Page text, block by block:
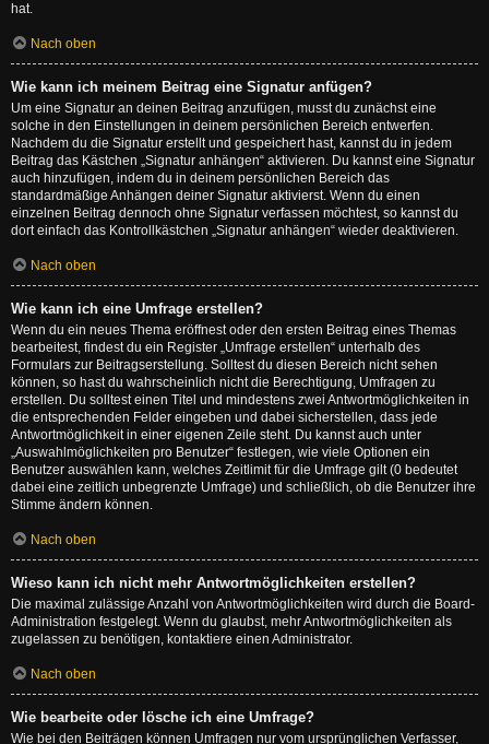
hat.
Nach oben
Wie kann ich meinem Beitrag eine Signatur anfügen?
Um eine Signatur an deinen Beitrag anzufügen, musst du zunächst eine
solche in den Einstellungen in deinem persönlichen Bereich entwerfen.
Nachdem du die Signatur erstellt und gespeichert hast, kannst du in jedem
Beitrag das Kästchen „Signatur anhängen“ aktivieren. Du kannst eine Signatur
auch hinzufügen, indem du in deinem persönlichen Bereich das
standardmäßige Anhängen deiner Signatur aktivierst. Wenn du einen
einzelnen Beitrag dennoch ohne Signatur verfassen möchtest, so kannst du
dort einfach das Kontrollkästchen „Signatur anhängen“ wieder deaktivieren.
Nach oben
Wie kann ich eine Umfrage erstellen?
Wenn du ein neues Thema eröffnest oder den ersten Beitrag eines Themas
bearbeitest, findest du ein Register „Umfrage erstellen“ unterhalb des
Formulars zur Beitragserstellung. Solltest du diesen Bereich nicht sehen
können, so hast du wahrscheinlich nicht die Berechtigung, Umfragen zu
erstellen. Du solltest einen Titel und mindestens zwei Antwortmöglichkeiten in
die entsprechenden Felder eingeben und dabei sicherstellen, dass jede
Antwortmöglichkeit in einer eigenen Zeile steht. Du kannst auch unter
„Auswahlmöglichkeiten pro Benutzer“ festlegen, wie viele Optionen ein
Benutzer auswählen kann, welches Zeitlimit für die Umfrage gilt (0 bedeutet
dabei eine zeitlich unbegrenzte Umfrage) und schließlich, ob die Benutzer ihre
Stimme ändern können.
Nach oben
Wieso kann ich nicht mehr Antwortmöglichkeiten erstellen?
Die maximal zulässige Anzahl von Antwortmöglichkeiten wird durch die Board-
Administration festgelegt. Wenn du glaubst, mehr Antwortmöglichkeiten als
zugelassen zu benötigen, kontaktiere einen Administrator.
Nach oben
Wie bearbeite oder lösche ich eine Umfrage?
Wie bei den Beiträgen können Umfragen nur vom ursprünglichen Verfasser,